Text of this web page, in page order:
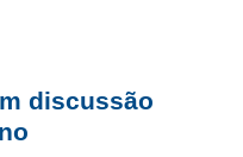
discussão